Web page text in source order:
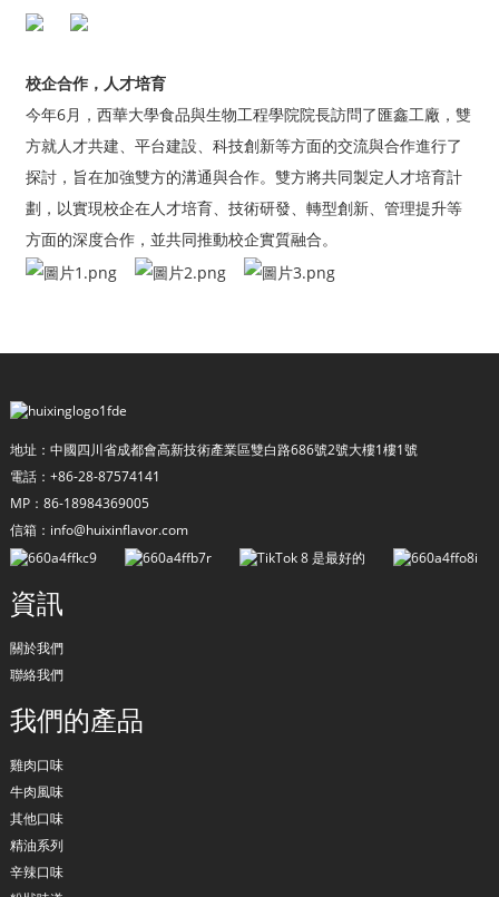
校企合作，人才培育
今年6月，西華大學食品與生物工程學院院長訪問了匯鑫工廠，雙
方就人才共建、平台建設、科技創新等方面的交流與合作進行了
探討，旨在加強雙方的溝通與合作。雙方將共同製定人才培育計
劃，以實現校企在人才培育、技術研發、轉型創新、管理提升等
方面的深度合作，並共同推動校企實質融合。
地址：中國四川省成都會高新技術產業區雙白路686號2號大樓1樓1號
電話：+86-28-87574141
MP：86-18984369005
信箱：info@huixinflavor.com
資訊
關於我們
聯絡我們
我們的產品
雞肉口味
牛肉風味
其他口味
精油系列
辛辣口味